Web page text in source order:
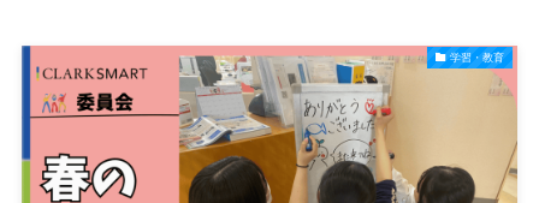
学習・教育